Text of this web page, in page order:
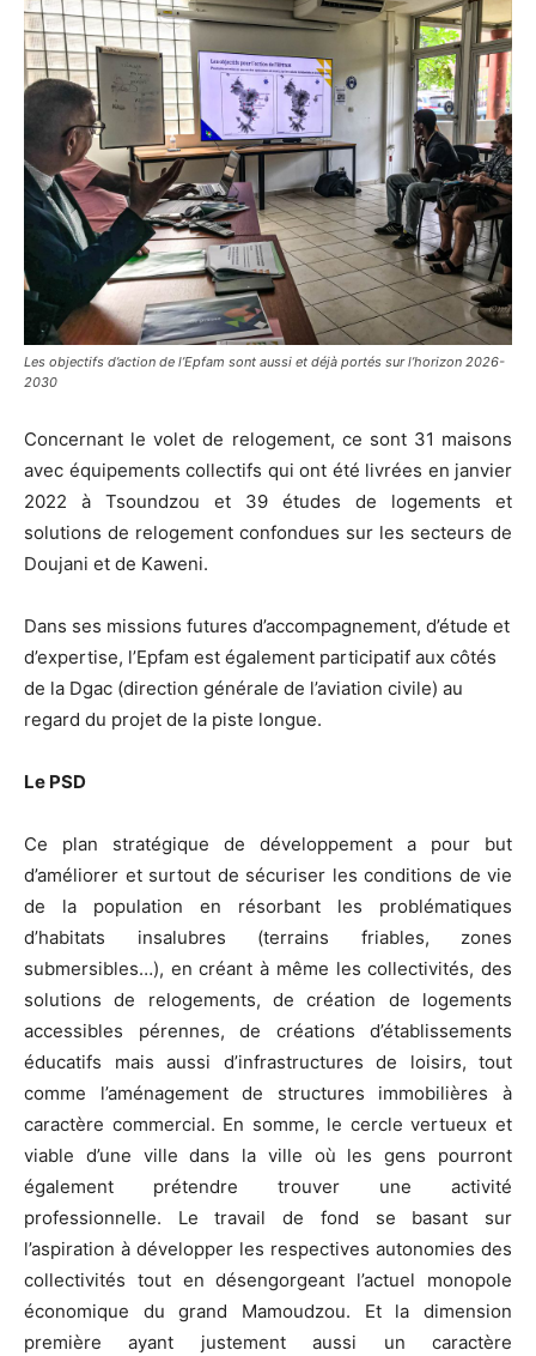
Les objectifs d’action de l’Epfam sont aussi et déjà portés sur l’horizon 2026-
2030
Concernant le volet de relogement, ce sont 31 maisons
avec équipements collectifs qui ont été livrées en janvier
2022 à Tsoundzou et 39 études de logements et
solutions de relogement confondues sur les secteurs de
Doujani et de Kaweni.
Dans ses missions futures d’accompagnement, d’étude et
d’expertise, l’Epfam est également participatif aux côtés
de la Dgac (direction générale de l’aviation civile) au
regard du projet de la piste longue.
Le PSD
Ce plan stratégique de développement a pour but
d’améliorer et surtout de sécuriser les conditions de vie
de la population en résorbant les problématiques
d’habitats insalubres (terrains friables, zones
submersibles…), en créant à même les collectivités, des
solutions de relogements, de création de logements
accessibles pérennes, de créations d’établissements
éducatifs mais aussi d’infrastructures de loisirs, tout
comme l’aménagement de structures immobilières à
caractère commercial. En somme, le cercle vertueux et
viable d’une ville dans la ville où les gens pourront
également prétendre trouver une activité
professionnelle. Le travail de fond se basant sur
l’aspiration à développer les respectives autonomies des
collectivités tout en désengorgeant l’actuel monopole
économique du grand Mamoudzou. Et la dimension
première ayant justement aussi un caractère